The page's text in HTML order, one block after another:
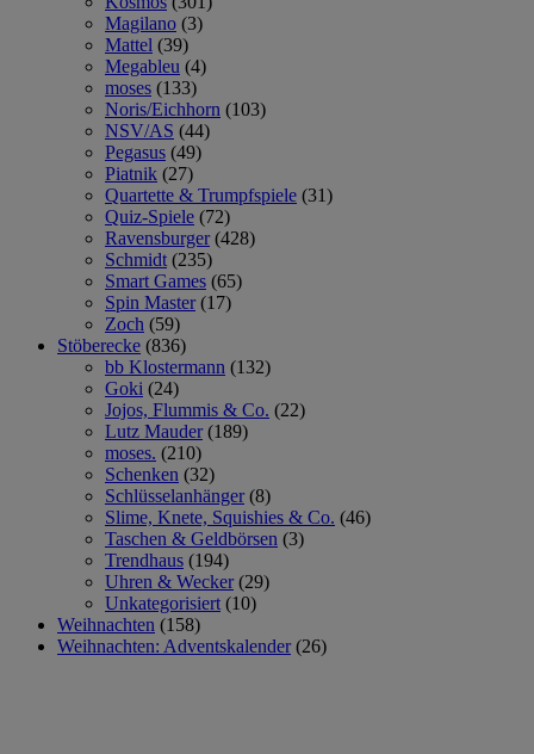
Magilano (3)
Mattel (39)
Megableu (4)
moses (133)
Noris/Eichhorn (103)
NSV/AS (44)
Pegasus (49)
Piatnik (27)
Quartette & Trumpfspiele (31)
Quiz-Spiele (72)
Ravensburger (428)
Schmidt (235)
Smart Games (65)
Spin Master (17)
Zoch (59)
Stöberecke (836)
bb Klostermann (132)
Goki (24)
Jojos, Flummis & Co. (22)
Lutz Mauder (189)
moses. (210)
Schenken (32)
Schlüsselanhänger (8)
Slime, Knete, Squishies & Co. (46)
Taschen & Geldbörsen (3)
Trendhaus (194)
Uhren & Wecker (29)
Unkategorisiert (10)
Weihnachten (158)
Weihnachten: Adventskalender (26)